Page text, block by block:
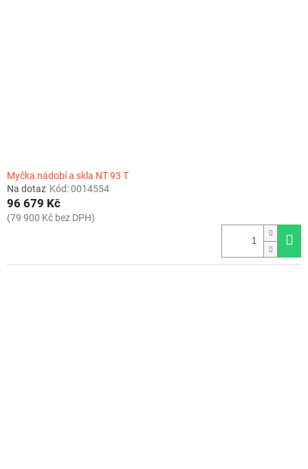
Myčka nádobí a skla NT 93 T
Na dotaz Kód:0014554
96 679 Kč
(79 900 Kč bez DPH)